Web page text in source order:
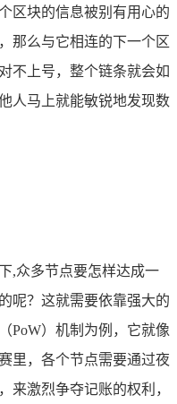
区块的信息被别有用心的
那么与它相连的下一个区
不上号，整个链条就会如
人马上就能敏锐地发现数
,众多节点要怎样达成一
呢？这就需要依靠强大的
PoW）机制为例，它就像
里，各个节点需要通过夜
来激烈争夺记账的权利，